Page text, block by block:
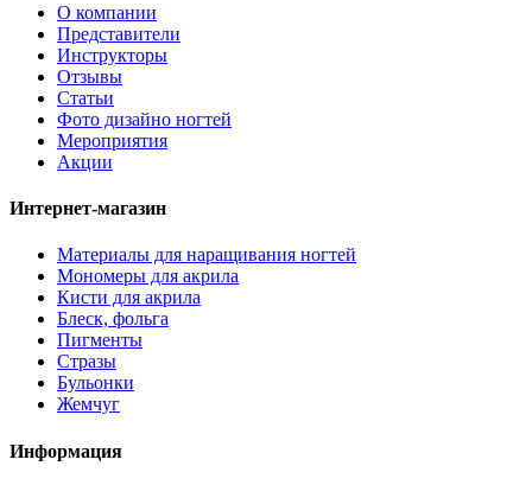
О компании
Представители
Инструкторы
Отзывы
Статьи
Фото дизайно ногтей
Мероприятия
Акции
Интернет-магазин
Материалы для наращивания ногтей
Мономеры для акрила
Кисти для акрила
Блеск, фольга
Пигменты
Стразы
Бульонки
Жемчуг
Информация